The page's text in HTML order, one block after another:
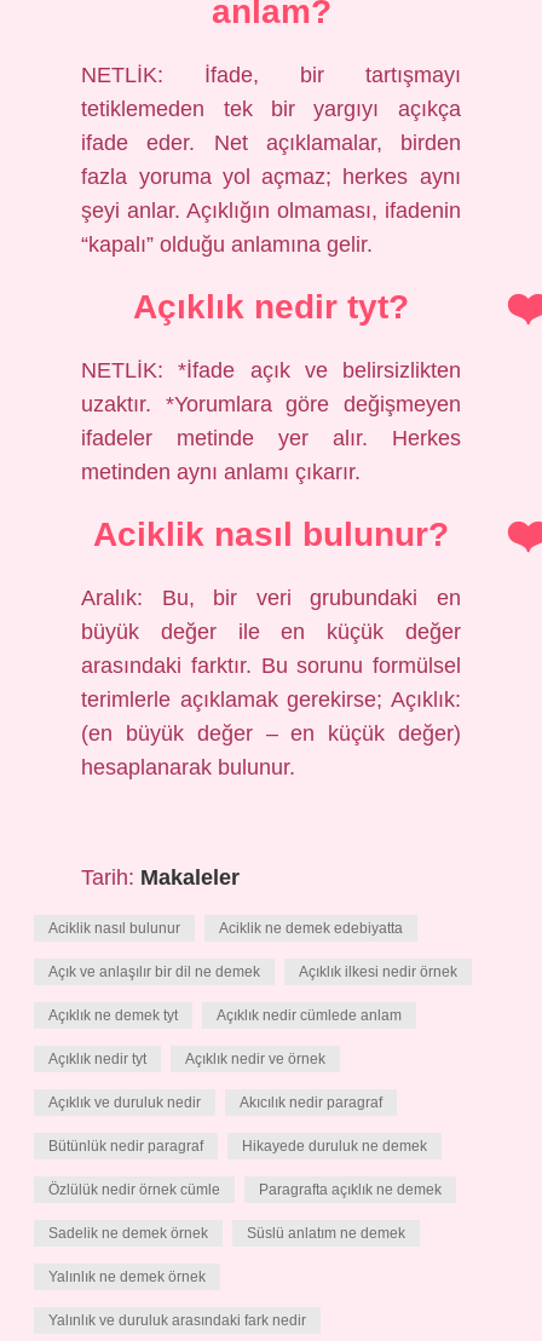
anlam?
NETLİK: İfade, bir tartışmayı
tetiklemeden tek bir yargıyı açıkça
ifade eder. Net açıklamalar, birden
fazla yoruma yol açmaz; herkes aynı
şeyi anlar. Açıklığın olmaması, ifadenin
“kapalı” olduğu anlamına gelir.
Açıklık nedir tyt?
NETLİK: *İfade açık ve belirsizlikten
uzaktır. *Yorumlara göre değişmeyen
ifadeler metinde yer alır. Herkes
metinden aynı anlamı çıkarır.
Aciklik nasıl bulunur?
Aralık: Bu, bir veri grubundaki en
büyük değer ile en küçük değer
arasındaki farktır. Bu sorunu formülsel
terimlerle açıklamak gerekirse; Açıklık:
(en büyük değer – en küçük değer)
hesaplanarak bulunur.
Tarih: Makaleler
Aciklik nasıl bulunur Aciklik ne demek edebiyatta
Açık ve anlaşılır bir dil ne demek Açıklık ilkesi nedir örnek
Açıklık ne demek tyt Açıklık nedir cümlede anlam
Açıklık nedir tyt Açıklık nedir ve örnek
Açıklık ve duruluk nedir Akıcılık nedir paragraf
Bütünlük nedir paragraf Hikayede duruluk ne demek
Özlülük nedir örnek cümle Paragrafta açıklık ne demek
Sadelik ne demek örnek Süslü anlatım ne demek
Yalınlık ne demek örnek
Yalınlık ve duruluk arasındaki fark nedir